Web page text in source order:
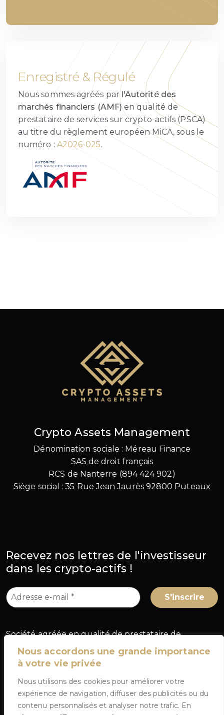
Nous accordons une grande importance
à votre vie privée
Nous utilisons des cookies pour améliorer votre
expérience de navigation, diffuser des publicités ou du
contenu personnalisés et analyser notre trafic. En
Enregistré & Régulé
Nous sommes agréés parl'Autorité des
marchés financiers (AMF)en qualité de
prestataire de services sur crypto-actifs (PSCA)
au titre du règlement européen MiCA, sous le
numéro : A2026-025.
Crypto Assets Management
Dénomination sociale : Méreau Finance
SAS de droit français
RCS de Nanterre (894 424 902)
Siège social : 35 Rue Jean Jaurès 92800 Puteaux
Recevez nos lettres de l'investisseur
dans les crypto-actifs !
Société agréée en qualité de prestataire de
services sur crypto-actifs (PSCA) au titre du
règlement européen MiCA, sous le numéro
financiers (AMF) en France.